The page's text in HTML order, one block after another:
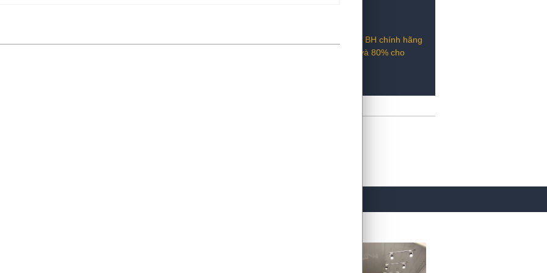
* Đặc biệt có tặng gói bảo hành mở rộng 2 năm không giới hạn số km tăng BH chính hãng
- Hỗ trợ mua xe trả góp đến 85% cho khách hàng cá nhân và 80% cho
LUXURY